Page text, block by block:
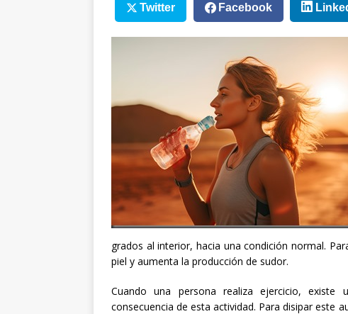
Twitter Facebook
grados al interior, hacia una condición normal.
piel y aumenta la producción de sudor.
Cuando una persona realiza ejercicio,
consecuencia de esta actividad. Para disipar este